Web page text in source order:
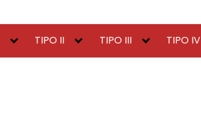
TIPO II TIPO III TIPO IV